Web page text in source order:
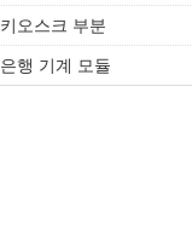
키오스크 부분
은행 기계 모듈